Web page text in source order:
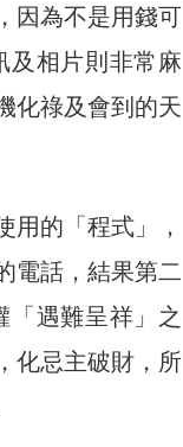
因為不是用錢可
及相片則非常麻
化祿及會到的天
用的「程式」，
電話，結果第二
遇難呈祥」之
化忌主破財，所